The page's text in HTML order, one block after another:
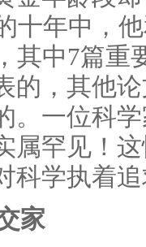
十年中，
其中7篇重
的，其他
。一位科
属罕见！
科学执着
家